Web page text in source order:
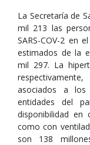
La Secretaría de
mil 213 las
SARS-COV-2 en
estimados de la
mil 297. La
asociados a los
entidades del
disponibilidad en
como con
son 138